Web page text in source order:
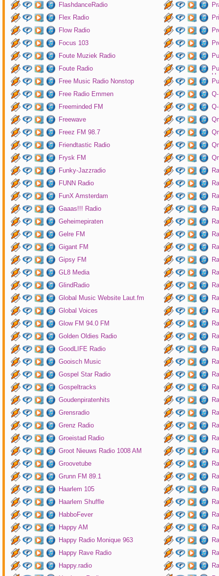
FlashdanceRadio
Flex Radio
Flow Radio
Focus 103
Foute Muziek Radio
Foute Radio
Free Music Radio Nonstop
Free Radio Emmen
Freeminded FM
Freewave
Freez FM 98.7
Friendtastic Radio
Frysk FM
Funky-Jazzradio
FUNN Radio
FunX Amsterdam
Gaaas!!! Radio
Geheimepiraten
Gelre FM
Gigant FM
Gipsy FM
GL8 Media
GlindRadio
Global Music Website Laut.fm
Global Voices
Glow FM 94.0 FM
Golden Oldies Radio
GoodLIFE Radio
Gooisch Music
Gospel Star Radio
Gospeltracks
Goudenpiratenhits
Grensradio
Grenz Radio
Groeistad Radio
Groot Nieuws Radio 1008 AM
Groovetube
Grunn FM 89.1
Haarlem 105
Haarlem Shuffle
HabboFever
Happy AM
Happy Radio Monique 963
Happy Rave Radio
Happy.radio